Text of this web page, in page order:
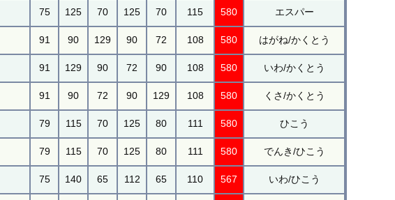
75 125 70 125 70 115 580 エスパー
91 90 129 90 72 108 580 はがね/かくとう
91 129 90 72 90 108 580 いわ/かくとう
91 90 72 90 129 108 580 くさ/かくとう
79 115 70 125 80 111 580 ひこう
79 115 70 125 80 111 580 でんき/ひこう
75 140 65 112 65 110 567 いわ/ひこう